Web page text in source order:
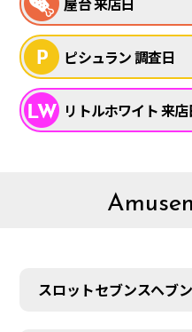
ピシュラン 調査日
リトルホワイト 来店
スロットセブンスヘブ